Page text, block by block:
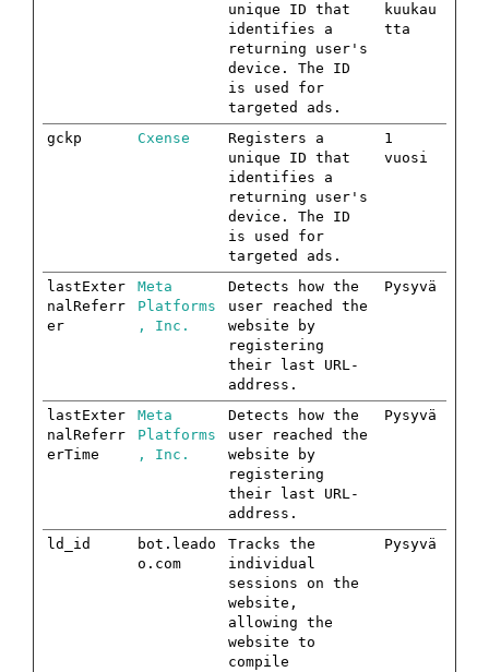
unique ID that
identifies a
returning user's
device. The ID
is used for
targeted ads.
kuukau
tta
gckp Cxense
Registers a
unique ID that
identifies a
returning user's
device. The ID
is used for
targeted ads.
1
vuosi
lastExter
nalReferr
er
Meta
Platforms
, Inc.
Detects how the
user reached the
website by
registering
their last URL-
address.
Pysyvä
lastExter
nalReferr
erTime
Meta
Platforms
, Inc.
Detects how the
user reached the
website by
registering
their last URL-
address.
Pysyvä
ld_id
bot.leado
o.com
Tracks the
individual
sessions on the
website,
allowing the
website to
compile
Pysyvä